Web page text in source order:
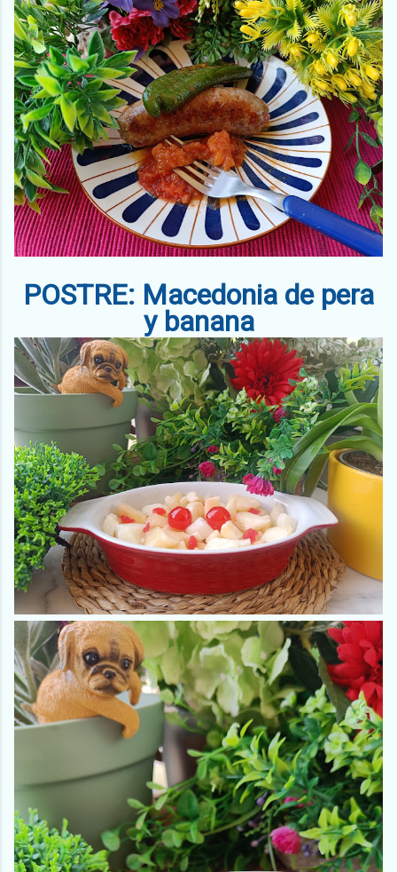
POSTRE: Macedonia de pera
y banana